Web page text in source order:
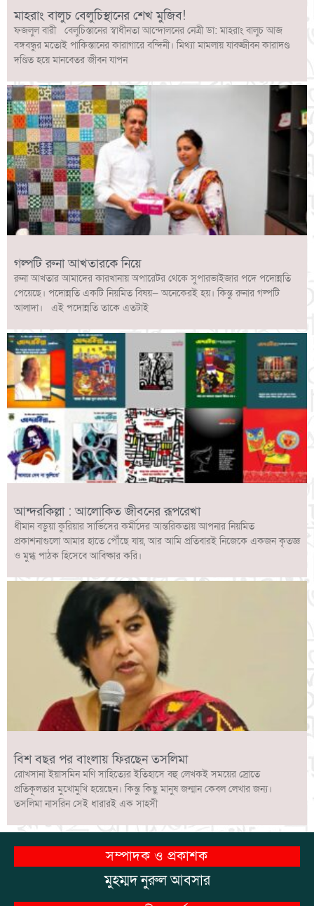
মাহরাং বালুচ বেলুচিস্থানের শেখ মুজিব!
ফজলুল বারী বেলুচিস্তানের স্বাধীনতা আন্দোলনের নেত্রী ডা: মাহরাং বালুচ আজ
বঙ্গবন্ধুর মতোই পাকিস্তানের কারাগারে বন্দিনী। মিথ্যা মামলায় যাবজ্জীবন কারাদণ্ড
দণ্ডিত হয়ে মানবেতর জীবন যাপন
গল্পটি রুনা আখতারকে নিয়ে
রুনা আখতার আমাদের কারখানায় অপারেটর থেকে সুপারভাইজার পদে পদোন্নতি
পেয়েছে। পদোন্নতি একটি নিয়মিত বিষয়— অনেকেরই হয়। কিন্তু রুনার গল্পটি
আলাদা। এই পদোন্নতি তাকে এতটাই
আন্দরকিল্লা : আলোকিত জীবনের রূপরেখা
ধীমান বড়ুয়া কুরিয়ার সার্ভিসের কর্মীদের আন্তরিকতায় আপনার নিয়মিত
প্রকাশনাগুলো আমার হাতে পৌঁছে যায়, আর আমি প্রতিবারই নিজেকে একজন কৃতজ্ঞ
ও মুগ্ধ পাঠক হিসেবে আবিষ্কার করি।
বিশ বছর পর বাংলায় ফিরছেন তসলিমা
রোখসানা ইয়াসমিন মণি সাহিত্যের ইতিহাসে বহু লেখকই সময়ের স্রোতে
প্রতিকূলতার মুখোমুখি হয়েছেন। কিন্তু কিছু মানুষ জন্মান কেবল লেখার জন্য।
তসলিমা নাসরিন সেই ধারারই এক সাহসী
সম্পাদক ও প্রকাশক
মুহম্মদ নুরুল আবসার